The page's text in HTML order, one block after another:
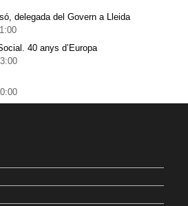
delegada del Govern a Lleida
40 anys d’Europa